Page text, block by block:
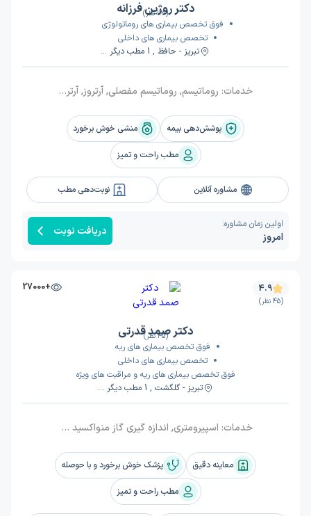
(113 نظر)
دکتر روژین فرزانه
فوق تخصص بیماری های روماتولوژی
تخصص بیماری های داخلی
تبریز - حافظ , 1 مطب دیگر ...
خدمات: روماتیسم, روماتیسم مفصلی, آرتروز, آرتروز پا, سندرم متابولیک, فیبرومیالژیا, آرتروز زانو, آرتروز دست, آرتروز آرنج
پوشش‌دهی بیمه منشی خوش برخورد
مطب راحت و تمیز
مشاوره آنلاین نوبت‌دهی مطب
اولین زمان مشاوره:
امروز دریافت نوبت
(45 نظر)
+27000 4.9
(45 نظر)
دکتر صمد قدرتی
فوق تخصص بیماری های ریه
تخصص بیماری های داخلی
فوق تخصص بیماری های ریه و مراقبت های ویژه
تبریز - گلگشت , 1 مطب دیگر ...
خدمات: اسپیرومتری, اندازه گیری گاز منواکسید کربن, ویزیت
معاینه دقیق پزشک خوش برخورد و با حوصله
مطب راحت و تمیز